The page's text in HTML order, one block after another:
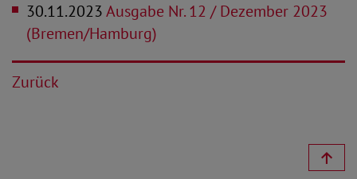
30.11.2023Ausgabe Nr. 12 / Dezember 2023
(Bremen/Hamburg)
Zurück